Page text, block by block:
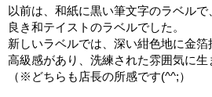
以前は、和紙に黒い筆文字のラベル
良き和テイストのラベルでした。
新しいラベルでは、深い紺色地に金箔
高級感があり、洗練された雰囲気に生
（※どちらも店長の所感です(^^;）